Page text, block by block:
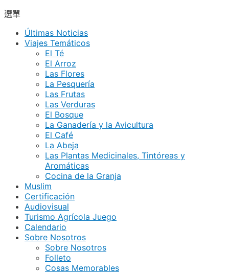
選單
Últimas Noticias
Viajes Temáticos
El Té
El Arroz
Las Flores
La Pesquería
Las Frutas
Las Verduras
El Bosque
La Ganadería y la Avicultura
El Café
La Abeja
Las Plantas Medicinales, Tintóreas y
Aromáticas
Cocina de la Granja
Muslim
Certificación
Audiovisual
Turismo Agrícola Juego
Calendario
Sobre Nosotros
Sobre Nosotros
Folleto
Cosas Memorables